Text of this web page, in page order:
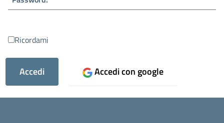
Ricordami
Accedi Accedi con google